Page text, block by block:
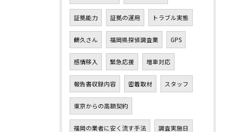
証拠能力 証拠の運用 トラブル実態
鶴久さん 福岡県探偵調査業 GPS
感情移入 緊急応援 増車対応
報告書収録内容 密着取材 スタッフ
東京からの高額契約
福岡の業者に安く流す手法 調査実施日